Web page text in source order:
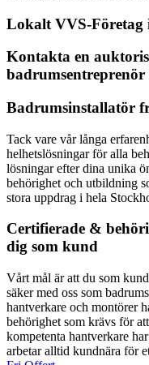
Lokalt VVS-Företag
Kontakta en
badrumsentreprenör
Badrumsinstallatör
Tack vare vår långa
helhetslösningar för alla
lösningar efter dina unika
behörighet och utbildning
stora uppdrag i hela
Certifierade &
dig som kund
Vårt mål är att du som
säker med oss som
hantverkare och montörer
behörighet som krävs för
kompetenta hantverkare
arbetar alltid kundnära för